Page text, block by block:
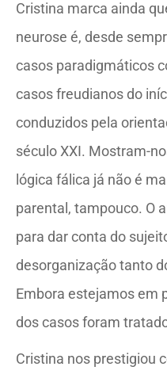
Cristina marca ainda
neurose é, desde
casos paradigmáticos
casos freudianos do
conduzidos pela
século XXI. Mostram-
lógica fálica já não é
parental, tampouco. O
para dar conta do
desorganização tanto
Embora estejamos em
dos casos foram
Cristina nos prestigiou